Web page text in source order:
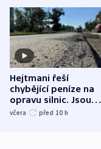
Hejtmani řeší
chybějící peníze na
opravu silnic. Jsou
nenárokové, namítá
včera před 10 h